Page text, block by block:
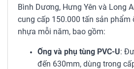
Bình Dương, Hưng Yên và Long
cung cấp 150.000 tấn sản phẩm
nhựa mỗi năm, bao gồm:
Ống và phụ tùng PVC-U:
đến 630mm, dùng trong